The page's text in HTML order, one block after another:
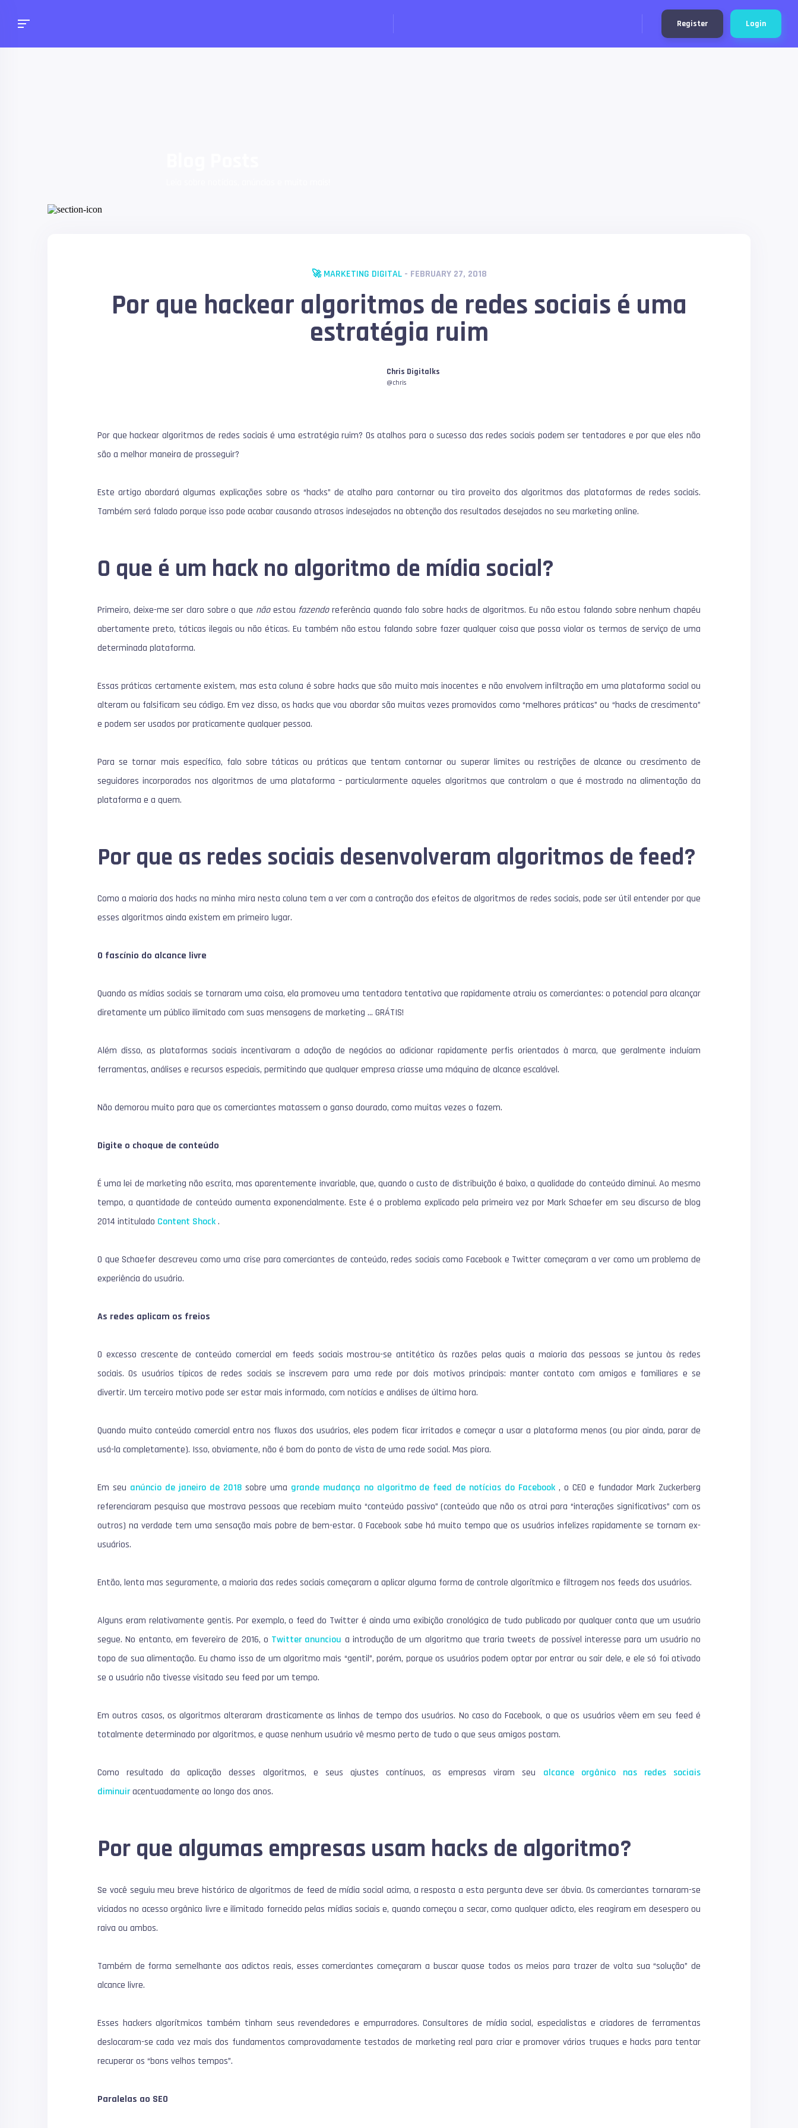
Register Login
🚀 MARKETING DIGITAL- FEBRUARY 27, 2018
Por que hackear algoritmos de redes sociais é uma
estratégia ruim
Chris Digitalks
@chris
Por que hackear algoritmos de redes sociais é uma estratégia ruim? Os atalhos para o sucesso das redes sociais podem ser tentadores e por que eles não
são a melhor maneira de prosseguir?
Este artigo abordará algumas explicações sobre os “hacks” de atalho para contornar ou tira proveito dos algoritmos das plataformas de redes sociais.
Também será falado porque isso pode acabar causando atrasos indesejados na obtenção dos resultados desejados no seu marketing online.
O que é um hack no algoritmo de mídia social?
Primeiro, deixe-me ser claro sobre o que nãoestou fazendoreferência quando falo sobre hacks de algoritmos. Eu não estou falando sobre nenhum chapéu
abertamente preto, táticas ilegais ou não éticas. Eu também não estou falando sobre fazer qualquer coisa que possa violar os termos de serviço de uma
determinada plataforma.
Essas práticas certamente existem, mas esta coluna é sobre hacks que são muito mais inocentes e não envolvem infiltração em uma plataforma social ou
alteram ou falsificam seu código. Em vez disso, os hacks que vou abordar são muitas vezes promovidos como “melhores práticas” ou “hacks de crescimento”
e podem ser usados ​​por praticamente qualquer pessoa.
Para se tornar mais específico, falo sobre táticas ou práticas que tentam contornar ou superar limites ou restrições de alcance ou crescimento de
seguidores incorporados nos algoritmos de uma plataforma – particularmente aqueles algoritmos que controlam o que é mostrado na alimentação da
plataforma e a quem.
Por que as redes sociais desenvolveram algoritmos de feed?
Como a maioria dos hacks na minha mira nesta coluna tem a ver com a contração dos efeitos de algoritmos de redes sociais, pode ser útil entender por que
esses algoritmos ainda existem em primeiro lugar.
O fascínio do alcance livre
Quando as mídias sociais se tornaram uma coisa, ela promoveu uma tentadora tentativa que rapidamente atraiu os comerciantes: o potencial para alcançar
diretamente um público ilimitado com suas mensagens de marketing … GRÁTIS!
Além disso, as plataformas sociais incentivaram a adoção de negócios ao adicionar rapidamente perfis orientados à marca, que geralmente incluíam
ferramentas, análises e recursos especiais, permitindo que qualquer empresa criasse uma máquina de alcance escalável.
Não demorou muito para que os comerciantes matassem o ganso dourado, como muitas vezes o fazem.
Digite o choque de conteúdo
É uma lei de marketing não escrita, mas aparentemente invariable, que, quando o custo de distribuição é baixo, a qualidade do conteúdo diminui. Ao mesmo
tempo, a quantidade de conteúdo aumenta exponencialmente. Este é o problema explicado pela primeira vez por Mark Schaefer em seu discurso de blog
2014 intitulado Content Shock.
O que Schaefer descreveu como uma crise para comerciantes de conteúdo, redes sociais como Facebook e Twitter começaram a ver como um problema de
experiência do usuário.
As redes aplicam os freios
O excesso crescente de conteúdo comercial em feeds sociais mostrou-se antitético às razões pelas quais a maioria das pessoas se juntou às redes
sociais. Os usuários típicos de redes sociais se inscrevem para uma rede por dois motivos principais: manter contato com amigos e familiares e se
divertir. Um terceiro motivo pode ser estar mais informado, com notícias e análises de última hora.
Quando muito conteúdo comercial entra nos fluxos dos usuários, eles podem ficar irritados e começar a usar a plataforma menos (ou pior ainda, parar de
usá-la completamente). Isso, obviamente, não é bom do ponto de vista de uma rede social. Mas piora.
Em seu anúncio de janeiro de 2018sobre uma grande mudança no algoritmo de feed de notícias do Facebook , o CEO e fundador Mark Zuckerberg
referenciaram pesquisa que mostrava pessoas que recebiam muito “conteúdo passivo” (conteúdo que não os atrai para “interações significativas” com os
outros) na verdade tem uma sensação mais pobre de bem-estar. O Facebook sabe há muito tempo que os usuários infelizes rapidamente se tornam ex-
usuários.
Então, lenta mas seguramente, a maioria das redes sociais começaram a aplicar alguma forma de controle algorítmico e filtragem nos feeds dos usuários.
Alguns eram relativamente gentis. Por exemplo, o feed do Twitter é ainda uma exibição cronológica de tudo publicado por qualquer conta que um usuário
segue. No entanto, em fevereiro de 2016, o Twitter anunciou a introdução de um algoritmo que traria tweets de possível interesse para um usuário no
topo de sua alimentação. Eu chamo isso de um algoritmo mais “gentil”, porém, porque os usuários podem optar por entrar ou sair dele, e ele só foi ativado
se o usuário não tivesse visitado seu feed por um tempo.
Em outros casos, os algoritmos alteraram drasticamente as linhas de tempo dos usuários. No caso do Facebook, o que os usuários vêem em seu feed é
totalmente determinado por algoritmos, e quase nenhum usuário vê mesmo perto de tudo o que seus amigos postam.
Como resultado da aplicação desses algoritmos, e seus ajustes contínuos, as empresas viram seu alcance orgânico nas redes sociais
diminuiracentuadamente ao longo dos anos.
Por que algumas empresas usam hacks de algoritmo?
Se você seguiu meu breve histórico de algoritmos de feed de mídia social acima, a resposta a esta pergunta deve ser óbvia. Os comerciantes tornaram-se
viciados no acesso orgânico livre e ilimitado fornecido pelas mídias sociais e, quando começou a secar, como qualquer adicto, eles reagiram em desespero ou
raiva ou ambos.
Também de forma semelhante aos adictos reais, esses comerciantes começaram a buscar quase todos os meios para trazer de volta sua “solução” de
alcance livre.
Esses hackers algorítmicos também tinham seus revendedores e empurradores. Consultores de mídia social, especialistas e criadores de ferramentas
deslocaram-se cada vez mais dos fundamentos comprovadamente testados de marketing real para criar e promover vários truques e hacks para tentar
recuperar os “bons velhos tempos”.
Paralelas ao SEO